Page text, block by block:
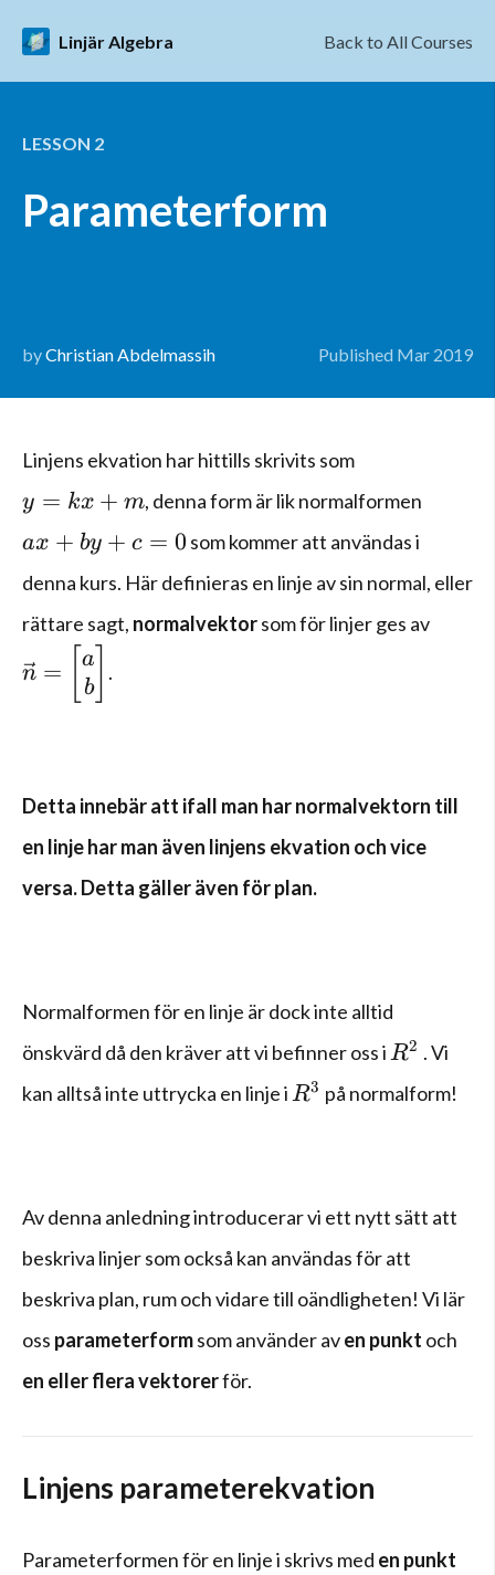
Linjär Algebra Back to All Courses
LESSON 2
Parameterform
byChristian Abdelmassih Published Mar 2019
Linjens ekvation har hittills skrivits som
y=kx+m
y = kx + m, denna form är lik normalformen
ax+by+c=0
ax + by + c = 0som kommer att användas i
denna kurs. Här definieras en linje av sin normal, eller
rättare sagt, normalvektorsom för linjer ges av
\vec { n } =\left[ \begin{matrix} a \\ b
n = [a
b
.
Detta innebär att ifall man har normalvektorn till
en linje har man även linjens ekvation och vice
versa. Detta gäller även för plan.
Normalformen för en linje är dock inte alltid
önskvärd då den kräver att vi befinner oss i { R }^{2}
R2 . Vi
kan alltså inte uttrycka en linje i {R}^{3}
R3 på normalform!
Av denna anledning introducerar vi ett nytt sätt att
beskriva linjer som också kan användas för att
beskriva plan, rum och vidare till oändligheten! Vi lär
oss parameterformsom använder aven punkt och
en eller flera vektorerför.
Linjens parameterekvation
Parameterformen för en linje i skrivs med en punkt